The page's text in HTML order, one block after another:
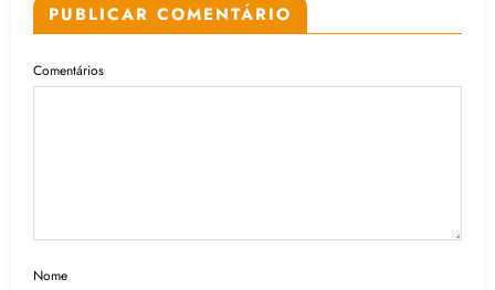
PUBLICAR COMENTÁRIO
Comentários
Nome